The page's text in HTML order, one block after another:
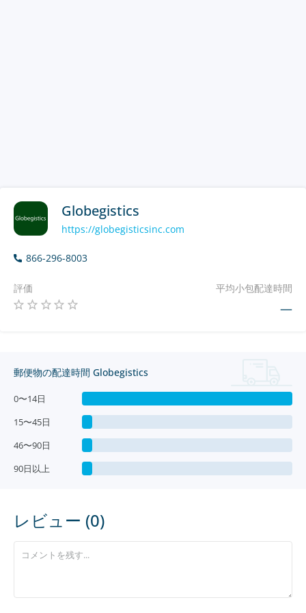
Globegistics
https://globegisticsinc.com
866-296-8003
評価 平均小包配達時間
—
郵便物の配達時間 Globegistics
0〜14日
15〜45日
46〜90日
90日以上
レビュー (0)